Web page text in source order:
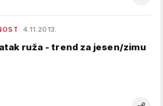
4.11.2013.
ruža - trend za jesen/zimu